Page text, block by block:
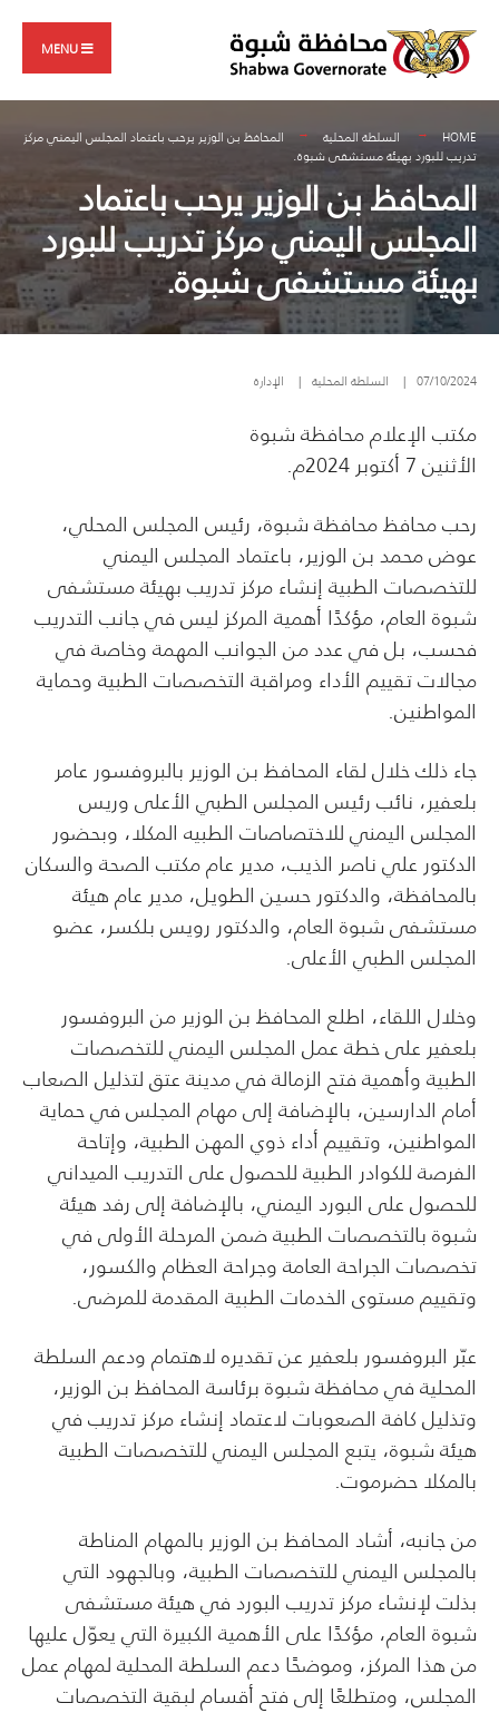
content
MENU
HOME السلطة المحلية
المحافظ بن الوزير يرحب باعتماد المجلس اليمني مركز
تدريب للبورد بهيئة مستشفى شبوة.
المحافظ بن الوزير يرحب باعتماد
المجلس اليمني مركز تدريب للبورد
بهيئة مستشفى شبوة.
07/10/2024
| السلطة المحلية | الإدارة
مكتب الإعلام محافظة شبوة
الأثنين 7 أكتوبر 2024م.
رحب محافظ محافظة شبوة، رئيس المجلس المحلي،
عوض محمد بن الوزير، باعتماد المجلس اليمني
للتخصصات الطبية إنشاء مركز تدريب بهيئة مستشفى
شبوة العام، مؤكدًا أهمية المركز ليس في جانب التدريب
فحسب، بل في عدد من الجوانب المهمة وخاصة في
مجالات تقييم الأداء ومراقبة التخصصات الطبية وحماية
المواطنين.
جاء ذلك خلال لقاء المحافظ بن الوزير بالبروفسور عامر
بلعفير، نائب رئيس المجلس الطبي الأعلى وريس
المجلس اليمني للاختصاصات الطبيه المكلا، وبحضور
الدكتور علي ناصر الذيب، مدير عام مكتب الصحة والسكان
بالمحافظة، والدكتور حسين الطويل، مدير عام هيئة
مستشفى شبوة العام، والدكتور رويس بلكسر، عضو
المجلس الطبي الأعلى.
وخلال اللقاء، اطلع المحافظ بن الوزير من البروفسور
بلعفير على خطة عمل المجلس اليمني للتخصصات
الطبية وأهمية فتح الزمالة في مدينة عتق لتذليل الصعاب
أمام الدارسين، بالإضافة إلى مهام المجلس في حماية
المواطنين، وتقييم أداء ذوي المهن الطبية، وإتاحة
الفرصة للكوادر الطبية للحصول على التدريب الميداني
للحصول على البورد اليمني، بالإضافة إلى رفد هيئة
شبوة بالتخصصات الطبية ضمن المرحلة الأولى في
تخصصات الجراحة العامة وجراحة العظام والكسور،
وتقييم مستوى الخدمات الطبية المقدمة للمرضى.
عبّر البروفسور بلعفير عن تقديره لاهتمام ودعم السلطة
المحلية في محافظة شبوة برئاسة المحافظ بن الوزير،
وتذليل كافة الصعوبات لاعتماد إنشاء مركز تدريب في
هيئة شبوة، يتبع المجلس اليمني للتخصصات الطبية
بالمكلا حضرموت.
من جانبه، أشاد المحافظ بن الوزير بالمهام المناطة
بالمجلس اليمني للتخصصات الطبية، وبالجهود التي
بذلت لإنشاء مركز تدريب البورد في هيئة مستشفى
شبوة العام، مؤكدًا على الأهمية الكبيرة التي يعوّل عليها
من هذا المركز، وموضحًا دعم السلطة المحلية لمهام عمل
المجلس، ومتطلعًا إلى فتح أقسام لبقية التخصصات
for: